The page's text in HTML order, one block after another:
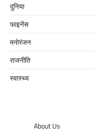
दुनिया
फाइनेंस
मनोरंजन
राजनीति
स्वास्थ्य
About Us